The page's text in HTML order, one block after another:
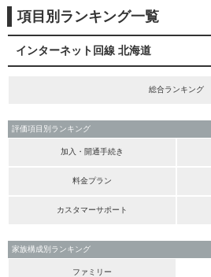
項目別ランキング一覧
インターネット回線 北海道
総合ランキング
評価項目別ランキング
加入・開通手続き
料金プラン
カスタマーサポート
家族構成別ランキング
ファミリー